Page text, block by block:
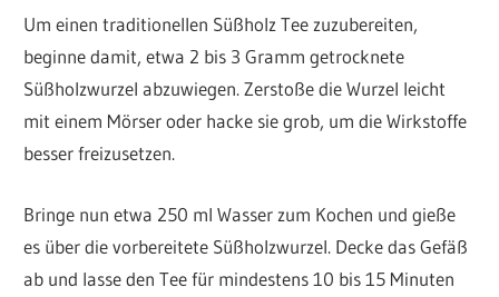
Um einen traditionellen Süßholz Tee zuzubereiten,
beginne damit, etwa 2 bis 3 Gramm getrocknete
Süßholzwurzel abzuwiegen. Zerstoße die Wurzel leicht
mit einem Mörser oder hacke sie grob, um die Wirkstoffe
besser freizusetzen.
Bringe nun etwa 250 ml Wasser zum Kochen und gieße
es über die vorbereitete Süßholzwurzel. Decke das Gefäß
ab und lasse den Tee für mindestens 10 bis 15 Minuten